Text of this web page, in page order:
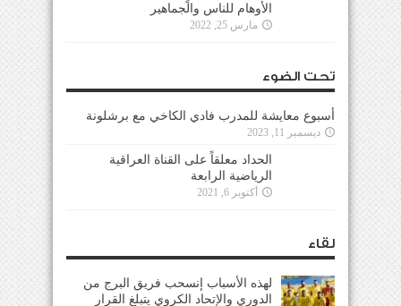
الأوهام للناس والجماهير
مارس 25, 2022
تحت الضوء
أسبوع معايشة للمدرب فادي الكاخي مع برشلونة
ديسمبر 11, 2023
الحداد معلقاً على القناة العراقية
الرياضية الرابعة
أكتوبر 6, 2021
لقاء
لهذه الأسباب إنسحب فريق البرج من
الدوري والإتحاد الكروي يتبلغ القرار